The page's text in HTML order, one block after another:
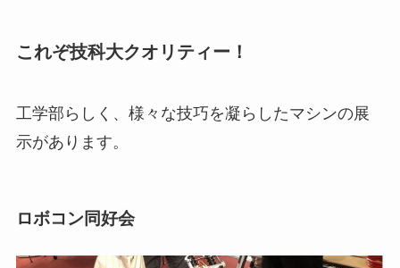
これぞ技科大クオリティー！
工学部らしく、様々な技巧を凝らしたマシンの展
示があります。
ロボコン同好会